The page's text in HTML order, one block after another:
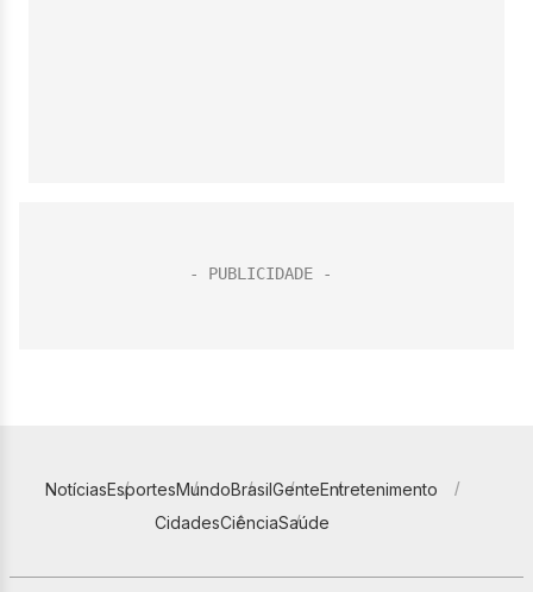
NotíciasEsportesMundoBrasilGenteEntretenimento
CidadesCiênciaSaúde